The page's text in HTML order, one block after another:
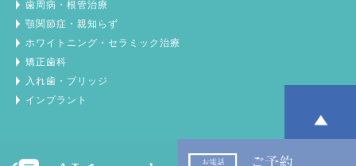
歯周病・根管治療
顎関節症・親知らず
ホワイトニング・セラミック治療
矯正歯科
入れ歯・ブリッジ
インプラント